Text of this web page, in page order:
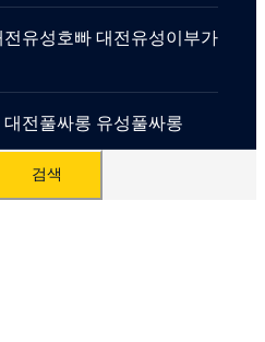
유성호빠 대전유성이부가
전풀싸롱 유성풀싸롱